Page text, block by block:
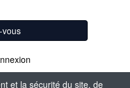
et la sécurité du site, de
vous